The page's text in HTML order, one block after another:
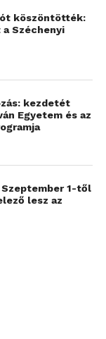
a
az
esetleg
így az
a
fel
online
köszöntötték:
Széchenyi
kezdetét
Egyetem és az
1-től
lesz az